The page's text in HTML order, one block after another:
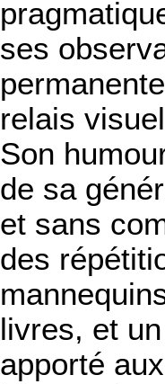
ses
relais
Son
de sa
et sans
des
livres, et
apporté